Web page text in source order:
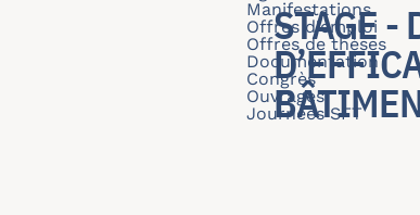
Manifestations
Offres d'emploi
Offres de thèses
Documentation
Congrès
Ouvrages
Journées SFT
STAGE -